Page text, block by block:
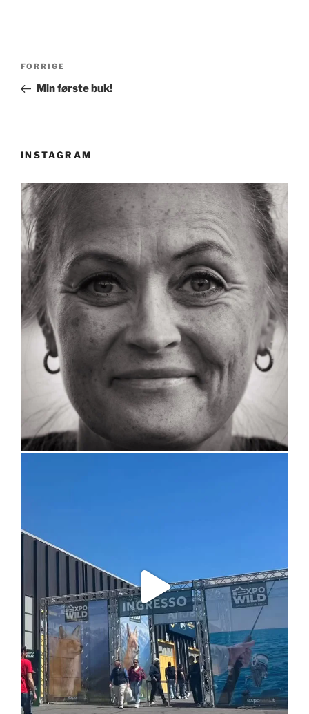
Indlægsnavigation
Forrige
indlæg
FORRIGE
Min første buk!
INSTAGRAM